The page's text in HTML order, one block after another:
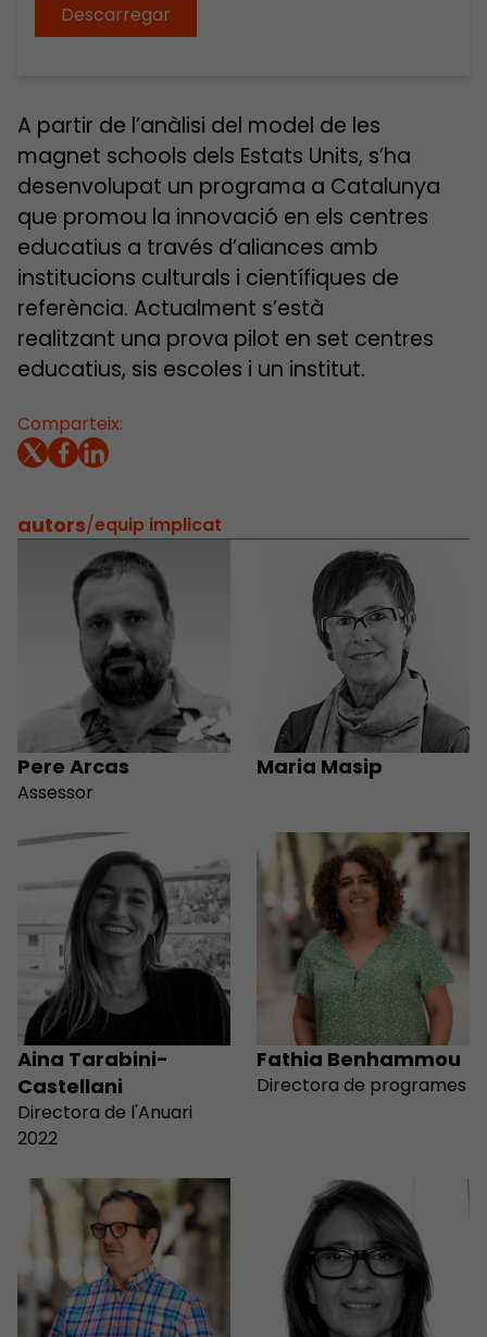
Descarregar
Comparteix:
A partir de l’anàlisi del model de les
magnet schools dels Estats Units, s’ha
desenvolupat un programa a Catalunya
que promou la innovació en els centres
educatius a través d’aliances amb
institucions culturals i científiques de
referència. Actualment s’està
realitzant una prova pilot en set centres
educatius, sis escoles i un institut.
autors/equip implicat
Pere Arcas
Assessor
Maria Masip
Aina Tarabini-
Castellani
Directora de l'Anuari
2022
Fathia Benhammou
Directora de programes